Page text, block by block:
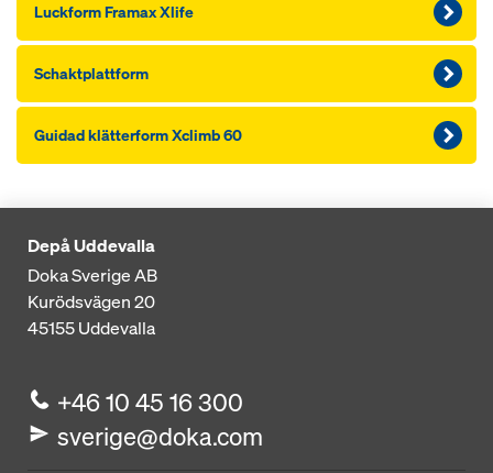
Luckform Framax Xlife
Schaktplattform
Guidad klätterform Xclimb 60
Depå Uddevalla
Doka Sverige AB
Kurödsvägen 20
45155Uddevalla
+46 10 45 16 300
sverige@doka.com